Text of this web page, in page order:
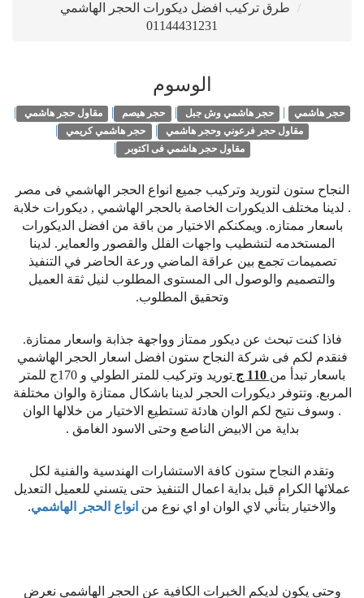
طرق تركيب افضل ديكورات الحجر الهاشمي
01144431231
الوسوم
حجر هاشمي | حجر هاشمي وش جبل | حجر هيصم | مقاول حجر هاشمي |
مقاول حجر فرعوني وحجر هاشمي | حجر هاشمي كريمي |
مقاول حجر هاشمي فى اكتوبر |
النجاح ستون لتوريد وتركيب جميع انواع الحجر الهاشمي فى مصر
. لدينا مختلف الديكورات الخاصة بالحجر الهاشمي , ديكورات خلابة
باسعار ممتازه. ويمكنكم الاختيار من باقة من افضل الديكورات
المستخدمه لتشطيب واجهات الفلل والقصور والعماير. لدينا
تصميمات تجمع بين عراقة الماضي ورعة الحاضر في التنفيذ
والتصميم والوصول الى المستوى المطلوب لنيل ثقة العميل
وتحقيق المطلوب.
فاذا كنت تبحث عن ديكور ممتاز وواجهة جذابة واسعار ممتازة.
فنقدم لكم فى شركة النجاح ستون افضل اسعار الحجر الهاشمي
باسعار تبدأ من 110 ج
توريد وتركيب للمتر الطولي و 170ج للمتر
المربع. وتتوفر ديكورات الحجر لدينا باشكال ممتازة والوان مختلفة
. وسوف نتيح لكم الوان هادئة تستطيع الاختيار من خلالها الوان
بداية من الابيض الناصع وحتى الاسود الغامق .
وتقدم النجاح ستون كافة الاستشارات الهندسية والفنية لكل
عملائها الكرام قبل بداية اعمال التنفيذ حتى يتسني للعميل التعديل
والاختيار بتأني لاي الوان او اي نوع من انواع الحجر الهاشمي.
وحتى يكون لديكم الخبرات الكافية عن الحجر الهاشمي نعرض